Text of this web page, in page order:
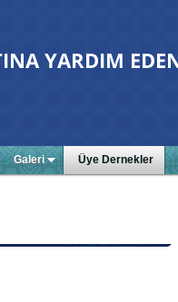
Galeri Üye Dernekler